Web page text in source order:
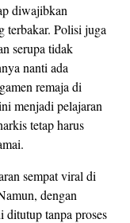
diwajibkan
terbakar. Polisi juga
serupa tidak
nanti ada
remaja di
menjadi pelajaran
tetap harus
sempat viral di
dengan
ditutup tanpa proses